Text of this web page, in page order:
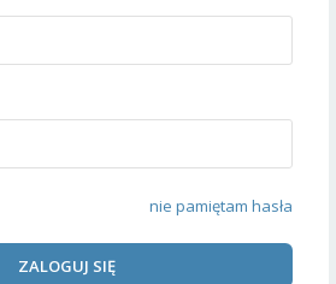
nie pamiętam hasła
ZALOGUJ SIĘ